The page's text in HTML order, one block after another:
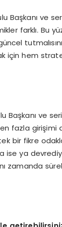
Başkanı ve
farklı. Bu
için hem
Başkanı ve
fazla
bir fikre
ise ya